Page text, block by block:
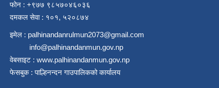
फोन : +९७७ ९८५७०४६०३६
दमकल सेवा : १०१, ५२०८७४
इमेल : palhinandanrulmun2073@gmail.com
info@palhinandanmun.gov.np
वेबसाइट : www.palhinandanmun.gov.np
फेसबुक :पाल्हिनन्दन गाउपालिकको कार्यालय